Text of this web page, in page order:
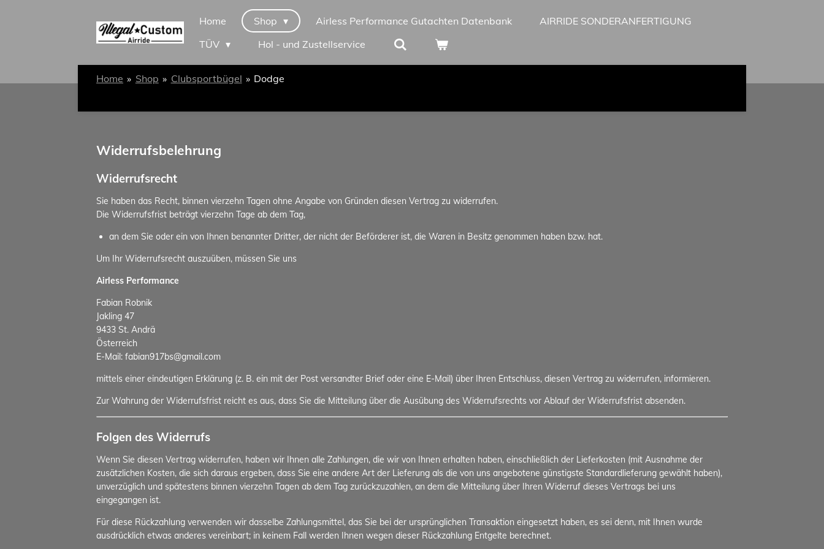
Home Shop Airless Performance Gutachten Datenbank
AIRRIDE SONDERANFERTIGUNG
TÜV
Hol - und Zustellservice
Home » Shop » Clubsportbügel » Dodge
Widerrufsbelehrung
Widerrufsrecht
Sie haben das Recht, binnen vierzehn Tagen ohne Angabe von Gründen diesen Vertrag zu widerrufen.
Die Widerrufsfrist beträgt vierzehn Tage ab dem Tag,
an dem Sie oder ein von Ihnen benannter Dritter, der nicht der Beförderer ist, die Waren in Besitz genommen haben bzw. hat.
Um Ihr Widerrufsrecht auszuüben, müssen Sie uns
Airless Performance
Fabian Robnik
Jakling 47
9433 St. Andrä
Österreich
E-Mail: fabian917bs@gmail.com
mittels einer eindeutigen Erklärung (z. B. ein mit der Post versandter Brief oder eine E-Mail) über Ihren Entschluss, diesen Vertrag zu widerrufen, informieren.
Zur Wahrung der Widerrufsfrist reicht es aus, dass Sie die Mitteilung über die Ausübung des Widerrufsrechts vor Ablauf der Widerrufsfrist absenden.
Folgen des Widerrufs
Wenn Sie diesen Vertrag widerrufen, haben wir Ihnen alle Zahlungen, die wir von Ihnen erhalten haben, einschließlich der Lieferkosten (mit Ausnahme der
zusätzlichen Kosten, die sich daraus ergeben, dass Sie eine andere Art der Lieferung als die von uns angebotene günstigste Standardlieferung gewählt haben),
unverzüglich und spätestens binnen vierzehn Tagen ab dem Tag zurückzuzahlen, an dem die Mitteilung über Ihren Widerruf dieses Vertrags bei uns
eingegangen ist.
Für diese Rückzahlung verwenden wir dasselbe Zahlungsmittel, das Sie bei der ursprünglichen Transaktion eingesetzt haben, es sei denn, mit Ihnen wurde
ausdrücklich etwas anderes vereinbart; in keinem Fall werden Ihnen wegen dieser Rückzahlung Entgelte berechnet.